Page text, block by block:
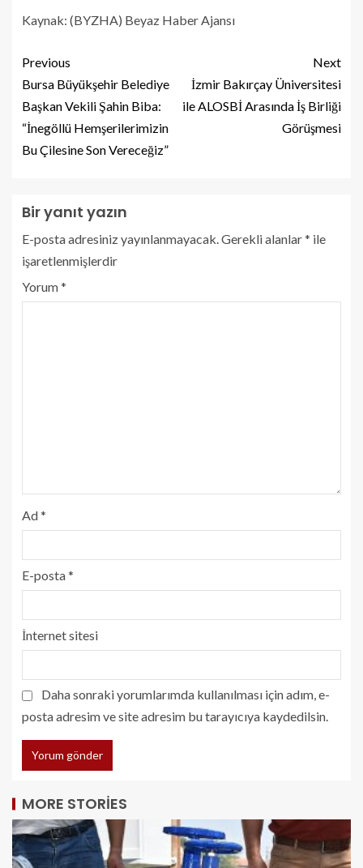
Kaynak: (BYZHA) Beyaz Haber Ajansı
Previous
Bursa Büyükşehir Belediye
Başkan Vekili Şahin Biba:
“İnegöllü Hemşerilerimizin
Bu Çilesine Son Vereceğiz”
Next
İzmir Bakırçay Üniversitesi
ile ALOSBİ Arasında İş Birliği
Görüşmesi
Bir yanıt yazın
E-posta adresiniz yayınlanmayacak.Gerekli alanlar* ile
işaretlenmişlerdir
Yorum*
Ad*
E-posta*
İnternet sitesi
Daha sonraki yorumlarımda kullanılması için adım, e-
posta adresim ve site adresim bu tarayıcıya kaydedilsin.
MORE STORIES